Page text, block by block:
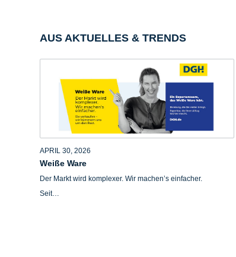
AUS AKTUELLES & TRENDS
APRIL 30, 2026
Weiße Ware
Der Markt wird komplexer. Wir machen’s einfacher.
Seit…